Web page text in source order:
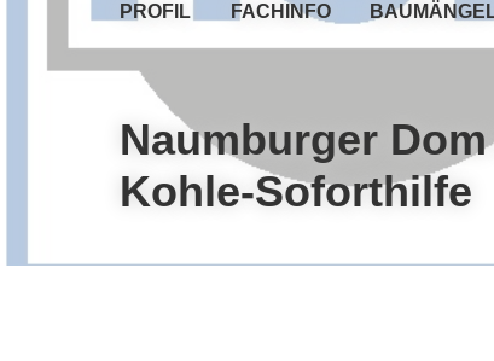
PROFIL FACHINFO
Naumburger
Kohle-Soforthilfe